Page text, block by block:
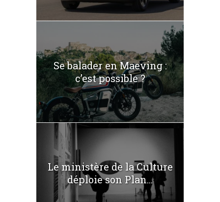
Se balader en Maeving :
c’est possible ?
Le ministère de la Culture
déploie son Plan...